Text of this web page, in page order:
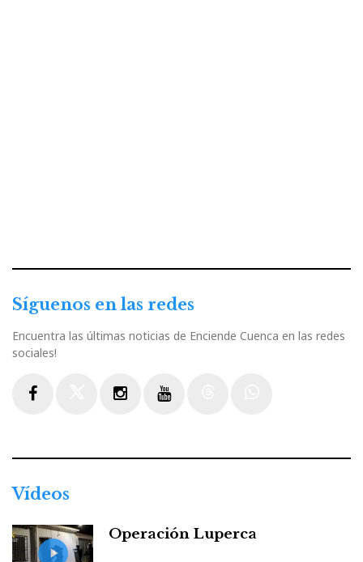
Síguenos en las redes
Encuentra las últimas noticias de Enciende Cuenca en las redes
sociales!
Vídeos
Operación Luperca